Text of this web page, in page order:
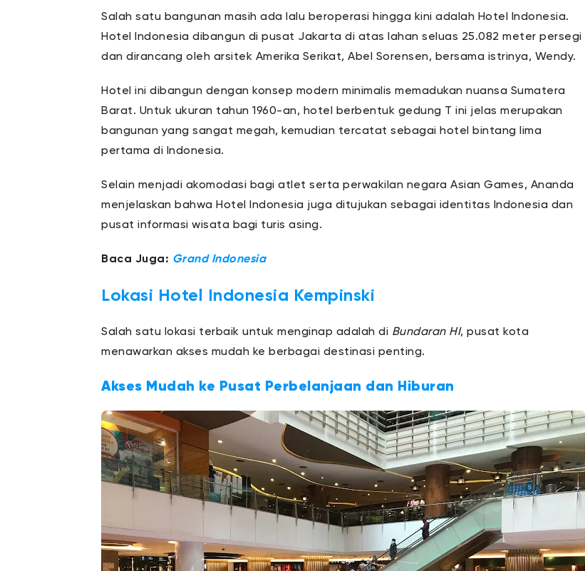
Salah satu bangunan masih ada lalu beroperasi hingga kini adalah Hotel Indonesia.
Hotel Indonesia dibangun di pusat Jakarta di atas lahan seluas 25.082 meter persegi
dan dirancang oleh arsitek Amerika Serikat, Abel Sorensen, bersama istrinya, Wendy.
Hotel ini dibangun dengan konsep modern minimalis memadukan nuansa Sumatera
Barat. Untuk ukuran tahun 1960-an, hotel berbentuk gedung T ini jelas merupakan
bangunan yang sangat megah, kemudian tercatat sebagai hotel bintang lima
pertama di Indonesia.
Selain menjadi akomodasi bagi atlet serta perwakilan negara Asian Games, Ananda
menjelaskan bahwa Hotel Indonesia juga ditujukan sebagai identitas Indonesia dan
pusat informasi wisata bagi turis asing.
Baca Juga: GrandIndonesia
Lokasi Hotel Indonesia Kempinski
Salah satu lokasi terbaik untuk menginap adalah di Bundaran HI, pusat kota
menawarkan akses mudah ke berbagai destinasi penting.
Akses Mudah ke Pusat Perbelanjaan dan Hiburan